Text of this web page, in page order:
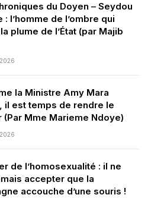
du Doyen – Seydou
: l’homme de l’ombre qui
plume de l’État (par Majib
la Ministre Amy Mara
il est temps de rendre le
(Par Mme Marieme Ndoye)
de l’homosexualité : il ne
accepter que la
accouche d’une souris !